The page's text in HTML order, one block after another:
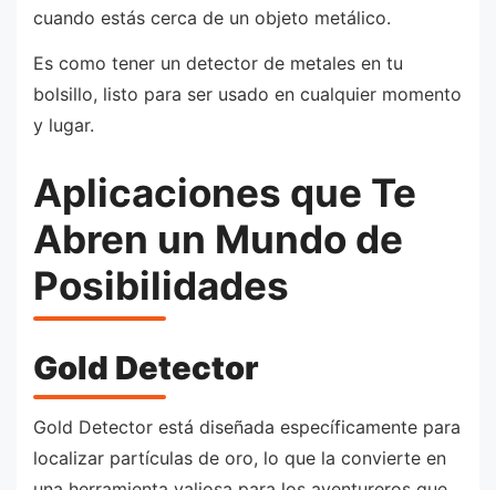
cuando estás cerca de un objeto metálico.
Es como tener un detector de metales en tu
bolsillo, listo para ser usado en cualquier momento
y lugar.
Aplicaciones que Te
Abren un Mundo de
Posibilidades
Gold Detector
Gold Detector está diseñada específicamente para
localizar partículas de oro, lo que la convierte en